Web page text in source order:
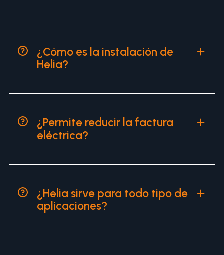
¿Cómo es la instalación de
Helia?
¿Permite reducir la factura
eléctrica?
¿Helia sirve para todo tipo de
aplicaciones?